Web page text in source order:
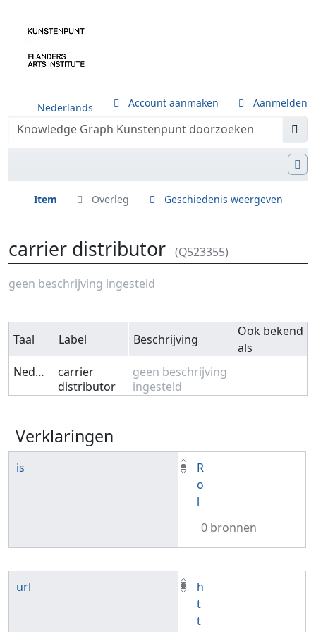
Nederlands Account aanmaken Aanmelden
Item Overleg Geschiedenis weergeven
carrier distributor (Q523355)
Ga naar:navigatie,zoeken
geen beschrijving ingesteld
Taal Label Beschrijving
Ook bekend
als
Nederlands
carrier
distributor
geen beschrijving
ingesteld
Verklaringen
is
R
o
l
0 bronnen
url
h
t
t